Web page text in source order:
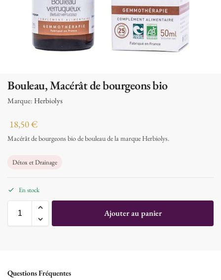
Bouleau, Macérât de bourgeons bio
Marque: Herbiolys
18,50€
Macérât de bourgeons bio de bouleau de la marque Herbiolys.
Détox et Drainage
En stock
Ajouter au panier
Questions Fréquentes